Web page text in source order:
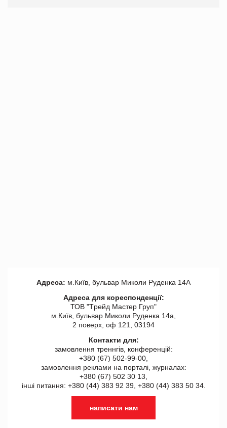
Адреса: м.Київ, бульвар Миколи Руденка 14А
Адреса для кореспонденції:
ТОВ "Tрейд Мастер Груп"
м.Київ, бульвар Миколи Руденка 14а,
2 поверх, оф 121, 03194
Контакти для:
замовлення треннгів, конференцій:
+380 (67) 502-99-00,
замовлення реклами на порталі, журналах:
+380 (67) 502 30 13,
інші питання: +380 (44) 383 92 39, +380 (44) 383 50 34.
написати нам